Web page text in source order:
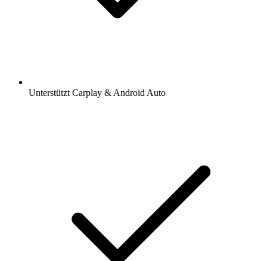
Unterstützt Carplay & Android Auto